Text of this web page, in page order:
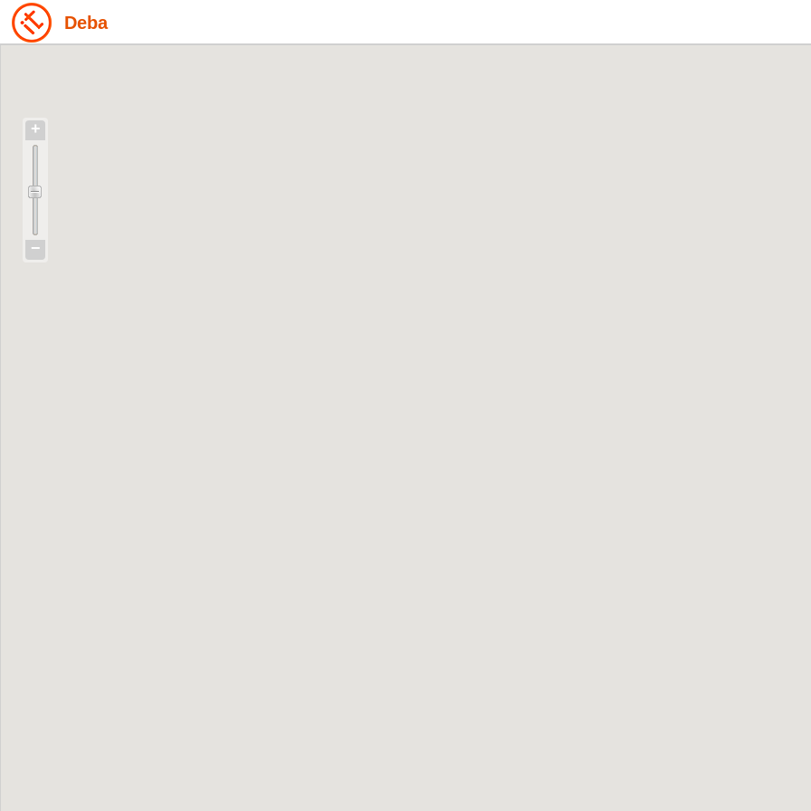
Deba
+
−